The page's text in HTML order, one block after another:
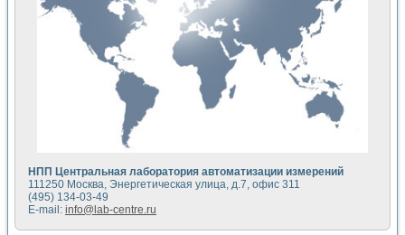
Использование LabVIEW для управления источником
Устройство для снятия вольт-амперных характеристик
Передовые научные технологии: нано-, фемто-,
Автоматизированная установка по измерению временных
Автоматизированный лабораторный комплекс на базе
Визуализация моделирования и оптимизации тепловой
Виртуальный прибор для исследования функциональных
Исследование возможности создания экономичного
Исследование кинетики движения макрочастиц в
Метод прогнозирования свойств дисперсных продуктов
Недорогая система управления сверхпроводящим
Применение технологий NI в курсе экспериментальной
Расчет переноса аэрозоля и выпадения осадка в
НПП Центральная лаборатория автоматизации измерений
111250 Москва, Энергетическая улица, д.7, офис 311
(495) 134-03-49
E-mail: info@lab-centre.ru